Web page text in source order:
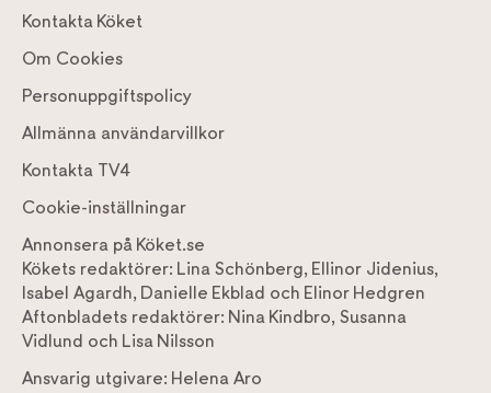
Kontakta Köket
Om Cookies
Personuppgiftspolicy
Allmänna användarvillkor
Kontakta TV4
Cookie-inställningar
Annonsera på Köket.se
Kökets redaktörer: Lina Schönberg, Ellinor Jidenius,
Isabel Agardh, Danielle Ekblad och Elinor Hedgren
Aftonbladets redaktörer: Nina Kindbro, Susanna
Vidlund och Lisa Nilsson
Ansvarig utgivare: Helena Aro